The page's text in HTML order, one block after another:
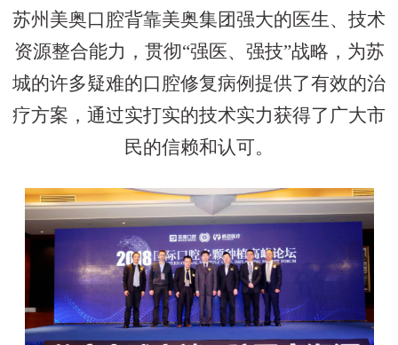
苏州美奥口腔背靠美奥集团强大的医生、技术
资源整合能力，贯彻“强医、强技”战略，为苏
城的许多疑难的口腔修复病例提供了有效的治
疗方案，通过实打实的技术实力获得了广大市
民的信赖和认可。